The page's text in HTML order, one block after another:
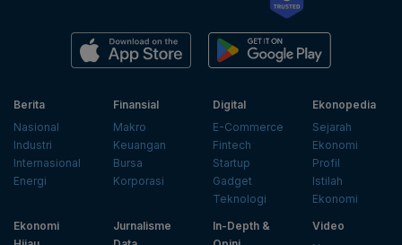
Berita
Nasional
Industri
Internasional
Energi
Finansial
Makro
Keuangan
Bursa
Korporasi
Digital
E-Commerce
Fintech
Startup
Gadget
Teknologi
Ekonopedia
Sejarah
Ekonomi
Profil
Istilah
Ekonomi
Ekonomi
Jurnalisme
In-Depth &
Video